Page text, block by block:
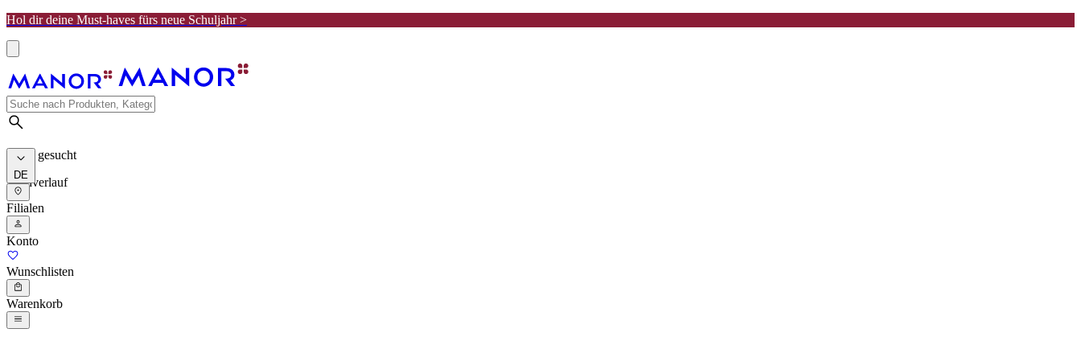
Hol dir deine Must-haves fürs neue Schuljahr >
Meist gesucht
Suchverlauf
DE
Filialen
Konto
Wunschlisten
Warenkorb